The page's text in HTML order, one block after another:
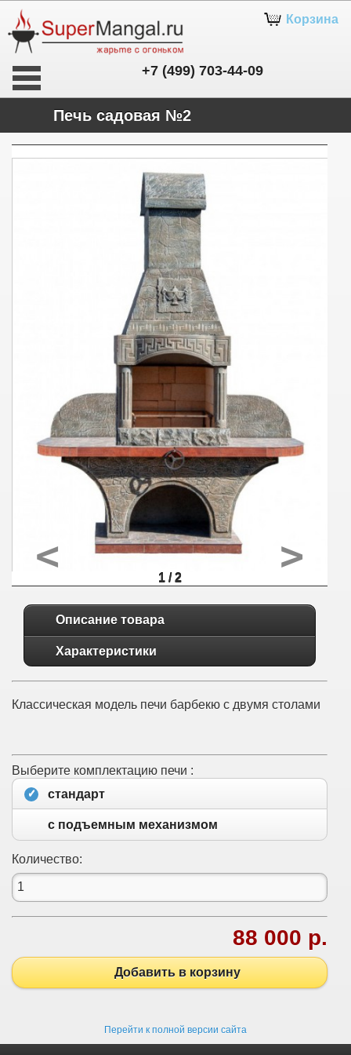
Корзина
+7 (499) 703-44-09
Печь садовая №2
1 / 2
< >
Описание товара
Характеристики
Классическая модель печи барбекю с двумя столами
Выберите комплектацию печи :
стандарт
с подъемным механизмом
Количество:
88 000 р.
Добавить в корзину
Перейти к полной версии сайта